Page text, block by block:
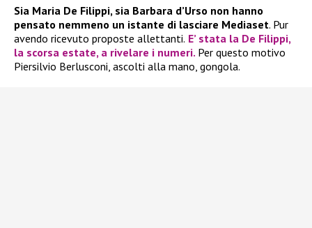
Sia Maria De Filippi, sia Barbara d’Urso non hanno
pensato nemmeno un istante di lasciare Mediaset. Pur
avendo ricevuto proposte allettanti. E’ stata la De Filippi,
la scorsa estate, a rivelare i numeri. Per questo motivo
Piersilvio Berlusconi, ascolti alla mano, gongola.